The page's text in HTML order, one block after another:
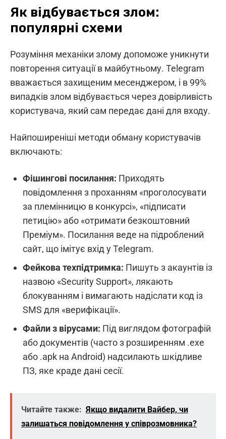
Як відбувається злом:
популярні схеми
Розуміння механіки злому допоможе уникнути
повторення ситуації в майбутньому. Telegram
вважається захищеним месенджером, і в 99%
випадків злом відбувається через довірливість
користувача, який сам передає дані для входу.
Найпоширеніші методи обману користувачів
включають:
Фішингові посилання: Приходять
повідомлення з проханням «проголосувати
за племінницю в конкурсі», «підписати
петицію» або «отримати безкоштовний
Преміум». Посилання веде на підроблений
сайт, що імітує вхід у Telegram.
Фейкова техпідтримка: Пишуть з акаунтів із
назвою «Security Support», лякають
блокуванням і вимагають надіслати код із
SMS для «верифікації».
Файли з вірусами: Під виглядом фотографій
або документів (часто з розширенням .exe
або .apk на Android) надсилають шкідливе
ПЗ, яке краде дані сесії.
Читайте также: Якщо видалити Вайбер, чи
залишаться повідомлення у співрозмовника?